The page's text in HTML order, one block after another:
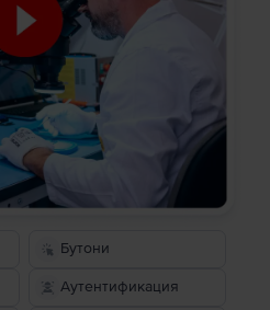
Бутони
Аутентификация